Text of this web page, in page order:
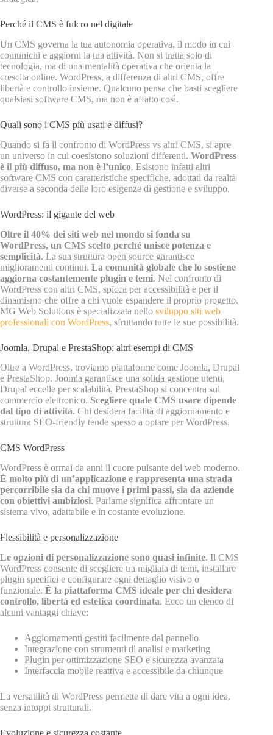
Perché il CMS è fulcro nel digitale
Un CMS governa la tua autonomia operativa, il modo in cui
comunichi e aggiorni la tua attività. Non si tratta solo di
tecnologia, ma di una mentalità operativa che orienta la
crescita online. WordPress, a differenza di altri CMS, offre
libertà e controllo insieme. Qualcuno pensa che basti scegliere
qualsiasi software CMS, ma non è affatto così.
Quali sono i CMS più usati e diffusi?
Quando si fa il confronto di WordPress vs altri CMS, si apre
un universo in cui coesistono soluzioni differenti. WordPress
è il più diffuso, ma non è l’unico. Esistono infatti altri
software CMS con caratteristiche specifiche, adottati da realtà
diverse a seconda delle loro esigenze di gestione e sviluppo.
WordPress: il gigante del web
Oltre il 40% dei siti web nel mondo si fonda su
WordPress, un CMS scelto perché unisce potenza e
semplicità. La sua struttura open source garantisce
miglioramenti continui. La comunità globale che lo sostiene
aggiorna costantemente plugin e temi. Nel confronto di
WordPress con altri CMS, spicca per accessibilità e per il
dinamismo che offre a chi vuole espandere il proprio progetto.
MG Web Solutions è specializzata nello sviluppo siti web
professionali con WordPress, sfruttando tutte le sue possibilità.
Joomla, Drupal e PrestaShop: altri esempi di CMS
Oltre a WordPress, troviamo piattaforme come Joomla, Drupal
e PrestaShop. Joomla garantisce una solida gestione utenti,
Drupal eccelle per scalabilità, PrestaShop si concentra sul
commercio elettronico. Scegliere quale CMS usare dipende
dal tipo di attività. Chi desidera facilità di aggiornamento e
struttura SEO-friendly tende spesso a optare per WordPress.
CMS WordPress
WordPress è ormai da anni il cuore pulsante del web moderno.
È molto più di un’applicazione e rappresenta una strada
percorribile sia da chi muove i primi passi, sia da aziende
con obiettivi ambiziosi. Parlarne significa affrontare un
sistema vivo, adattabile e in costante evoluzione.
Flessibilità e personalizzazione
Le opzioni di personalizzazione sono quasi infinite. Il CMS
WordPress consente di scegliere tra migliaia di temi, installare
plugin specifici e configurare ogni dettaglio visivo o
funzionale. È la piattaforma CMS ideale per chi desidera
controllo, libertà ed estetica coordinata. Ecco un elenco di
alcuni vantaggi chiave:
Aggiornamenti gestiti facilmente dal pannello
Integrazione con strumenti di analisi e marketing
Plugin per ottimizzazione SEO e sicurezza avanzata
Interfaccia mobile reattiva e accessibile da chiunque
La versatilità di WordPress permette di dare vita a ogni idea,
senza intoppi strutturali.
Evoluzione e sicurezza costante